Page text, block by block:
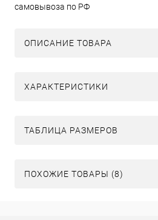
самовывоза по РФ
ОПИСАНИЕ ТОВАРА
ХАРАКТЕРИСТИКИ
ТАБЛИЦА РАЗМЕРОВ
ПОХОЖИЕ ТОВАРЫ (8)